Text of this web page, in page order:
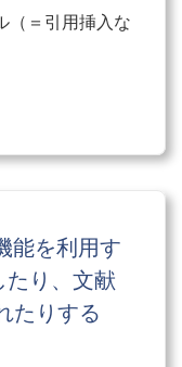
（＝引用挿入な
能を利用す
たり、文献
たりする